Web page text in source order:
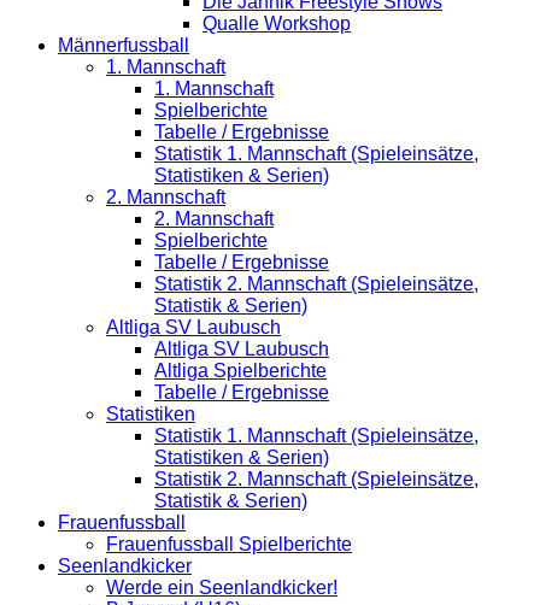
Qualle Workshop
Männerfussball
1. Mannschaft
1. Mannschaft
Spielberichte
Tabelle / Ergebnisse
Statistik 1. Mannschaft (Spieleinsätze,
Statistiken & Serien)
2. Mannschaft
2. Mannschaft
Spielberichte
Tabelle / Ergebnisse
Statistik 2. Mannschaft (Spieleinsätze,
Statistik & Serien)
Altliga SV Laubusch
Altliga SV Laubusch
Altliga Spielberichte
Tabelle / Ergebnisse
Statistiken
Statistik 1. Mannschaft (Spieleinsätze,
Statistiken & Serien)
Statistik 2. Mannschaft (Spieleinsätze,
Statistik & Serien)
Frauenfussball
Frauenfussball Spielberichte
Seenlandkicker
Werde ein Seenlandkicker!